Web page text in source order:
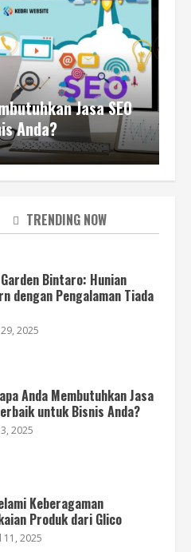
Jasa SEO
Anda?
TRENDING NOW
Bintaro: Hunian
dengan Pengalaman Tiada
2025
Anda Membutuhkan Jasa
untuk Bisnis Anda?
2025
Keberagaman
Produk dari Glico
11, 2025